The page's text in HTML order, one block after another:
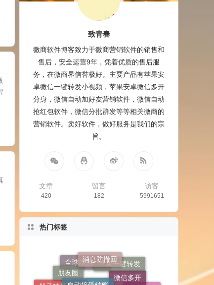
致青春
微商软件博客致力于微商营销软件的销售和
售后，安全运营9年，凭着优质的售后服
务，在微商界信誉极好。主要产品有苹果安
卓微信一键转发小视频，苹果安卓微信多开
分身，微信自动加好友营销软件，微信自动
抢红包软件，微信分批群发等等相关微商的
营销软件。卖好软件，做好服务是我们的宗
旨。
文章
420
留言
182
访客
5991651
热门标签
全球虚拟定位苹果一键转发
朋友圈
消息防撤回
微信多开
自动接受转账